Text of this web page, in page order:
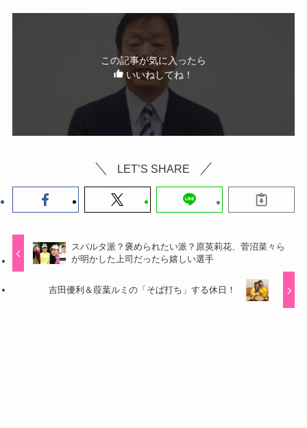
この記事が気に入ったら
いいねしてね！
LET’S SHARE
スパルタ派？褒められたい派？原英莉花、菅沼菜々ら
が明かした上司だったら嬉しい選手
吉田優利＆葭葉ルミの「そば打ち」する休日！